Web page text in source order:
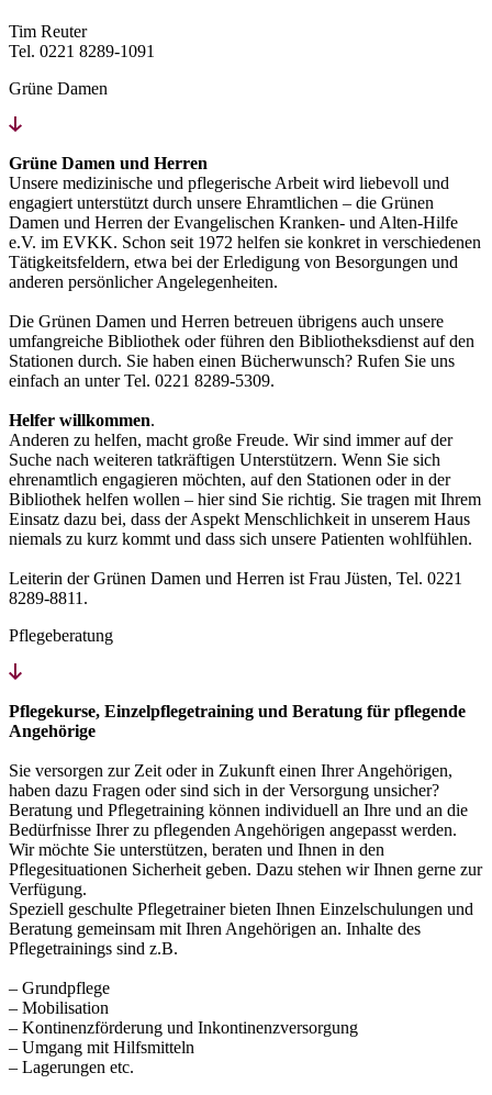
Tim Reuter
Tel. 0221 8289-1091
Grüne Damen
Grüne Damen und Herren
Unsere medizinische und pflegerische Arbeit wird liebevoll und
engagiert unterstützt durch unsere Ehramtlichen – die Grünen
Damen und Herren der Evangelischen Kranken- und Alten-Hilfe
e.V. im EVKK. Schon seit 1972 helfen sie konkret in verschiedenen
Tätigkeitsfeldern, etwa bei der Erledigung von Besorgungen und
anderen persönlicher Angelegenheiten.
Die Grünen Damen und Herren betreuen übrigens auch unsere
umfangreiche Bibliothek oder führen den Bibliotheksdienst auf den
Stationen durch. Sie haben einen Bücherwunsch? Rufen Sie uns
einfach an unter Tel. 0221 8289-5309.
Helfer willkommen.
Anderen zu helfen, macht große Freude. Wir sind immer auf der
Suche nach weiteren tatkräftigen Unterstützern. Wenn Sie sich
ehrenamtlich engagieren möchten, auf den Stationen oder in der
Bibliothek helfen wollen – hier sind Sie richtig. Sie tragen mit Ihrem
Einsatz dazu bei, dass der Aspekt Menschlichkeit in unserem Haus
niemals zu kurz kommt und dass sich unsere Patienten wohlfühlen.
Leiterin der Grünen Damen und Herren ist Frau Jüsten, Tel. 0221
8289-8811.
Pflegeberatung
Pflegekurse, Einzelpflegetraining und Beratung für pflegende
Angehörige
Sie versorgen zur Zeit oder in Zukunft einen Ihrer Angehörigen,
haben dazu Fragen oder sind sich in der Versorgung unsicher?
Beratung und Pflegetraining können individuell an Ihre und an die
Bedürfnisse Ihrer zu pflegenden Angehörigen angepasst werden.
Wir möchte Sie unterstützen, beraten und Ihnen in den
Pflegesituationen Sicherheit geben. Dazu stehen wir Ihnen gerne zur
Verfügung.
Speziell geschulte Pflegetrainer bieten Ihnen Einzelschulungen und
Beratung gemeinsam mit Ihren Angehörigen an. Inhalte des
Pflegetrainings sind z.B.
– Grundpflege
– Mobilisation
– Kontinenzförderung und Inkontinenzversorgung
– Umgang mit Hilfsmitteln
– Lagerungen etc.